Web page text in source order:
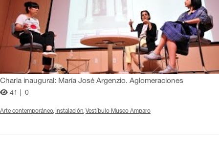
Charla inaugural: María José Argenzio. Aglomeraciones
41 | 0
Arte contemporáneo Instalación Vestíbulo Museo Amparo